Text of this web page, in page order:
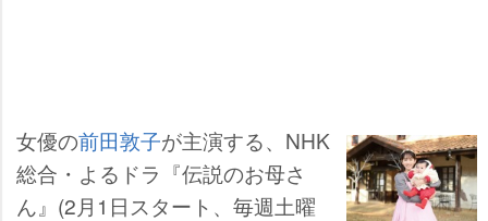
女優の前田敦子が主演する、NHK
総合・よるドラ『伝説のお母さ
ん』(2月1日スタート、毎週土曜